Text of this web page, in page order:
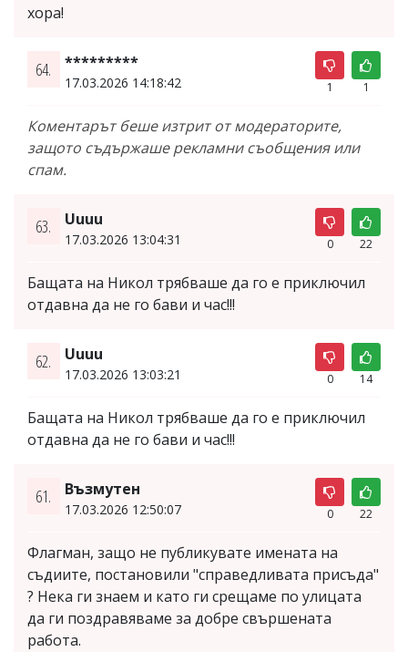
хора!
64. *********
17.03.2026 14:18:42 1 1
Коментарът беше изтрит от модераторите,
защото съдържаше рекламни съобщения или
спам.
63. Uuuu
17.03.2026 13:04:31 0 22
Бащата на Никол трябваше да го е приключил
отдавна да не го бави и час!!!
62. Uuuu
17.03.2026 13:03:21 0 14
Бащата на Никол трябваше да го е приключил
отдавна да не го бави и час!!!
61. Възмутен
17.03.2026 12:50:07 0 22
Флагман, защо не публикувате имената на
съдиите, постановили "справедливата присъда"
? Нека ги знаем и като ги срещаме по улицата
да ги поздравяваме за добре свършената
работа.